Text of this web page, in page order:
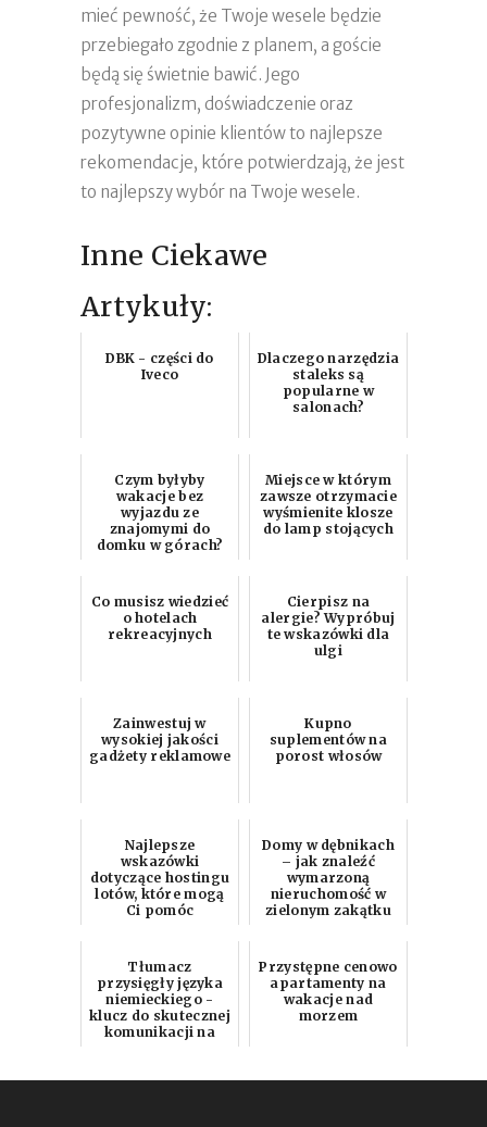
mieć pewność, że Twoje wesele będzie
przebiegało zgodnie z planem, a goście
będą się świetnie bawić. Jego
profesjonalizm, doświadczenie oraz
pozytywne opinie klientów to najlepsze
rekomendacje, które potwierdzają, że jest
to najlepszy wybór na Twoje wesele.
Inne Ciekawe
Artykuły:
DBK - części do
Iveco
Dlaczego narzędzia
staleks są
popularne w
salonach?
Czym byłyby
wakacje bez
wyjazdu ze
znajomymi do
domku w górach?
Miejsce w którym
zawsze otrzymacie
wyśmienite klosze
do lamp stojących
Co musisz wiedzieć
o hotelach
rekreacyjnych
Cierpisz na
alergie? Wypróbuj
te wskazówki dla
ulgi
Zainwestuj w
wysokiej jakości
gadżety reklamowe
Kupno
suplementów na
porost włosów
Najlepsze
wskazówki
dotyczące hostingu
lotów, które mogą
Ci pomóc
Domy w dębnikach
– jak znaleźć
wymarzoną
nieruchomość w
zielonym zakątku
Tłumacz
przysięgły języka
niemieckiego -
klucz do skutecznej
komunikacji na
Przystępne cenowo
apartamenty na
wakacje nad
morzem